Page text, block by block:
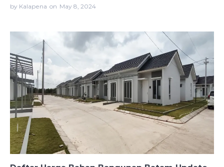
by Kalapena on May 8, 2024